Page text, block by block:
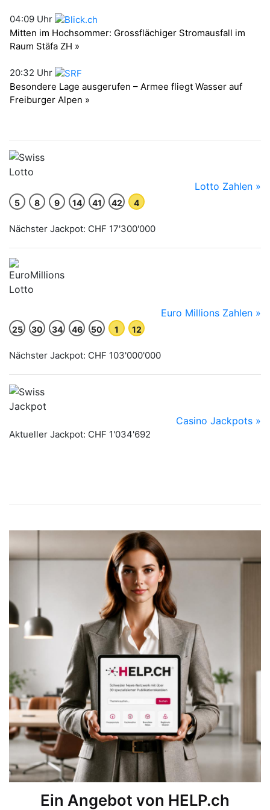
Ein Angebot von HELP.ch